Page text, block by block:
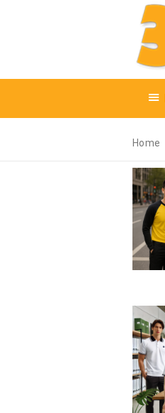
Home